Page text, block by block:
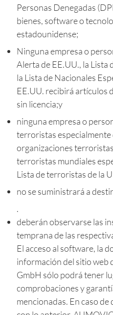
Personas Denegadas
bienes, software o
estadounidense;
Ninguna empresa o
Alerta de EE.UU., la Lista
la Lista de Nacionales
EE.UU. recibirá artículos
sin licencia;y
ninguna empresa o
terroristas especialmente
organizaciones
terroristas mundiales
Lista de terroristas de la
no se suministrará a
.
deberán observarse las
temprana de las
El acceso al software, la
información del sitio web
GmbH sólo podrá tener
comprobaciones y
mencionadas. En caso